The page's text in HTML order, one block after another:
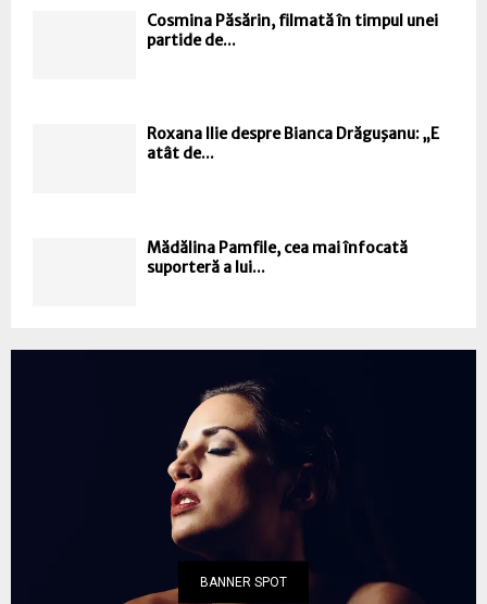
Cosmina Păsărin, filmată în timpul unei
partide de...
Roxana Ilie despre Bianca Drăguşanu: „E
atât de...
Mădălina Pamfile, cea mai înfocată
suporteră a lui...
BANNER SPOT